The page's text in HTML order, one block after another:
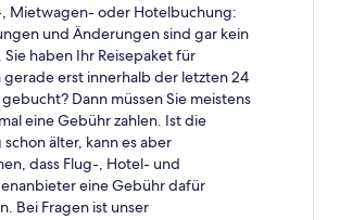
Mietwagen- oder Hotelbuchung:
und Änderungen sind gar kein
Sie haben Ihr Reisepaket für
gerade erst innerhalb der letzten 24
Dann müssen Sie meistens
eine Gebühr zahlen. Ist die
älter, kann es aber
dass Flug-, Hotel- und
eine Gebühr dafür
Bei Fragen ist unser